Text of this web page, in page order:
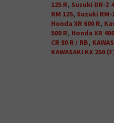
125 R, Suzuki DR-Z
RM 125, Suzuki RM-
Honda XR 600 R,
500 R, Honda XR
CR 80 R / RB,
KAWASAKI KX 250